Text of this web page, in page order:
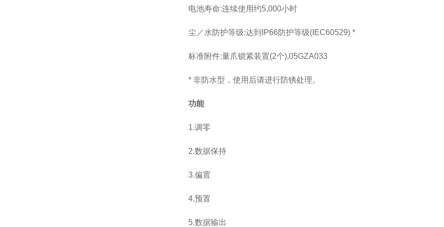
电池寿命:连续使用约5,000小时
尘／水防护等级:达到IP66防护等级(IEC60529) *
标准附件:量爪锁紧装置(2个),05GZA033
* 非防水型，使用后请进行防锈处理。
功能
1.调零
2.数据保持
3.偏置
4.预置
5.数据输出